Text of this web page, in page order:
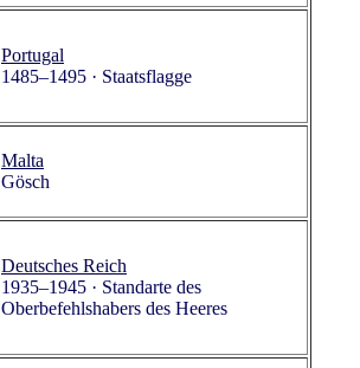
Portugal
1485–1495 · Staatsflagge
Malta
Gösch
Deutsches Reich
1935–1945 · Standarte des
Oberbefehlshabers des Heeres